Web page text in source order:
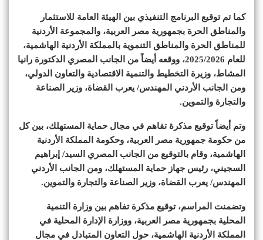
كما تم توقيع البرنامج التنفيذي بين الهيئة العامة للاستثمار
والمناطق الحرة بجمهورية مصر العربية، والمجموعة الأردنية
للمناطق الحرة والمناطق التنموية بالمملكة الأردنية الهاشمية،
للعام 2025/2026، ووقعه أيضاً من الجانب المصري الدكتورة رانيا
المشاط، وزيرة التخطيط والتنمية الاقتصادية والتعاون الدولي،
ومن الجانب الأردني المهندس/ يعرب القضاة، وزير الصناعة
والتجارة والتموين.
وتم أيضاً توقيع مذكرة تفاهم في مجال حماية المستهلك، بين كل
من حكومة جمهورية مصر العربية، وحكومة المملكة الأردنية
الهاشمية، وقام بالتوقيع من الجانب المصري السيد/ إبراهيم
السجيني، رئيس جهاز حماية المستهلك، ومن الجانب الأردني
المهندس/ يعرب القضاة، وزير الصناعة والتجارة والتموين.
وتضمنت المراسم، توقيع مذكرة تفاهم بين وزارة التنمية
المحلية بجمهورية مصر العربية، ووزارة الإدارة المحلية في
المملكة الأردنية الهاشمية، حول التعاون المتبادل في مجال